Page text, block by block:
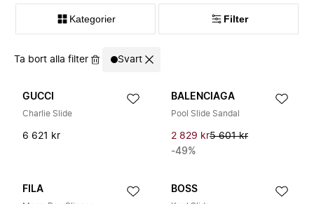
Kategorier Filter
Ta bort alla filter Svart
GUCCI
Charlie Slide
6 621 kr
BALENCIAGA
Pool Slide Sandal
2 829 kr5 601 kr
-49%
FILA BOSS